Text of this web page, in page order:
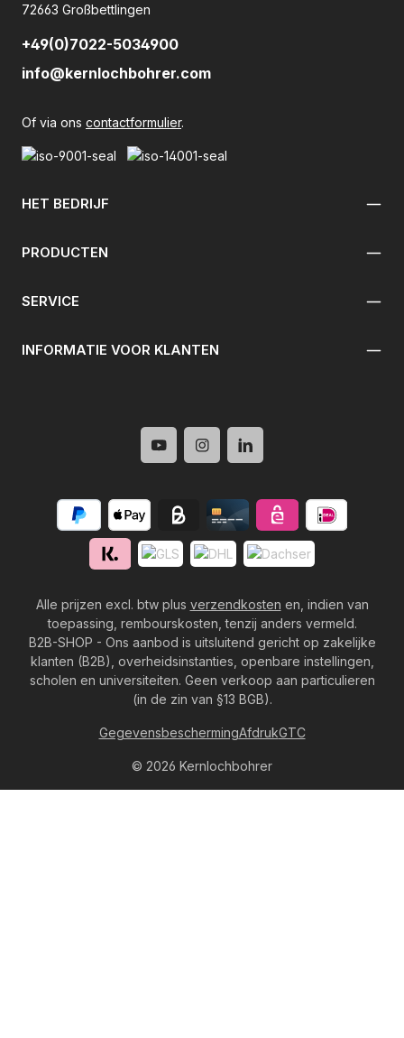
72663 Großbettlingen
+49(0)7022-5034900
info@kernlochbohrer.com
Of via ons contactformulier.
HET BEDRIJF
PRODUCTEN
SERVICE
INFORMATIE VOOR KLANTEN
Alle prijzen excl. btw plus verzendkosten en, indien van
toepassing, rembourskosten, tenzij anders vermeld.
B2B-SHOP - Ons aanbod is uitsluitend gericht op zakelijke
klanten (B2B), overheidsinstanties, openbare instellingen,
scholen en universiteiten. Geen verkoop aan particulieren
(in de zin van §13 BGB).
© 2026 Kernlochbohrer
GegevensbeschermingAfdrukGTC